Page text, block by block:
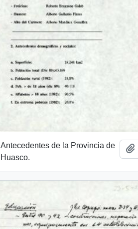
Antecedentes de la Provincia de
Huasco.